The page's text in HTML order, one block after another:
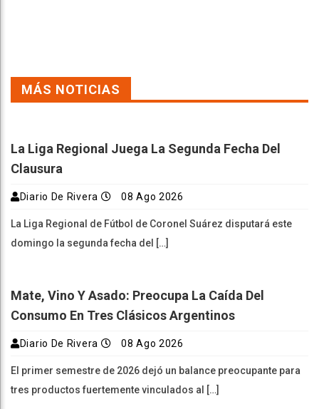
MÁS NOTICIAS
La Liga Regional Juega La Segunda Fecha Del
Clausura
Diario De Rivera 08 Ago 2026
La Liga Regional de Fútbol de Coronel Suárez disputará este
domingo la segunda fecha del […]
Mate, Vino Y Asado: Preocupa La Caída Del
Consumo En Tres Clásicos Argentinos
Diario De Rivera 08 Ago 2026
El primer semestre de 2026 dejó un balance preocupante para
tres productos fuertemente vinculados al […]